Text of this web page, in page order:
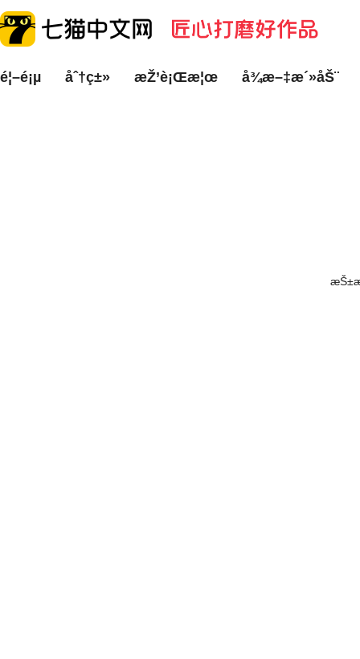
é¦–é¡µ åˆ†ç±» æŽ’è¡Œæ¦œ å¾æ–‡æ´»åŠ¨